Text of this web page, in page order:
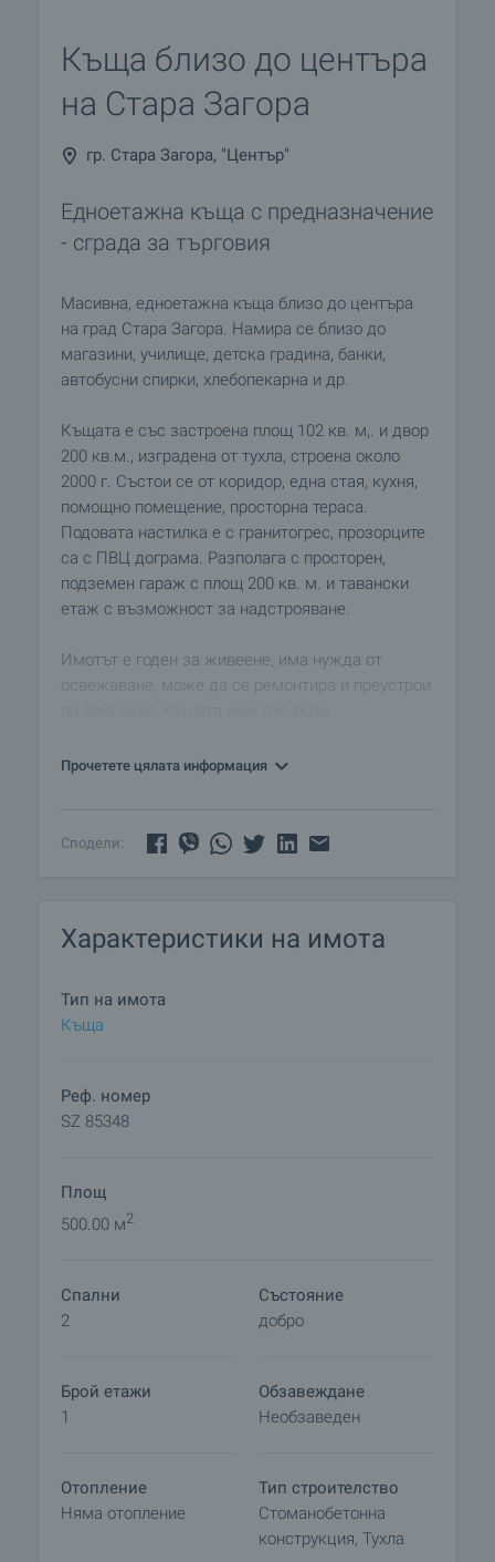
Къща близо до центъра
на Стара Загора
гр. Стара Загора, "Център"
Едноетажна къща с предназначение
- сграда за търговия
Масивна, едноетажна къща близо до центъра
на град Стара Загора. Намира се близо до
магазини, училище, детска градина, банки,
автобусни спирки, хлебопекарна и др.
Къщата е със застроена площ 102 кв. м,. и двор
200 кв.м., изградена от тухлa, строена около
2000 г. Състои се от коридор, една стая, кухня,
помощно помещение, просторна тераса.
Подовата настилка е с гранитогрес, прозорците
са с ПВЦ дограма. Разполага с просторен,
подземен гараж с площ 200 кв. м. и тавански
етаж с възможност за надстрояване.
Имотът е годен за живеене, има нужда от
освежаване, може да се ремонтира и преустрои
удобно за вас време. За целта, свържете се с
Резервация на имота
продажба със заплащане на депозит, след
което се прекратява провеждането на огледи с
окончателен договор. Свържете се с отговорния
брокер за този имот за подробна информация
Прочетете цялата информация
Сподели:
Характеристики на имота
Тип на имота
Къща
Реф. номер
SZ 85348
Площ
500.00 м2
Спални
2
Състояние
добро
Брой етажи
1
Обзавеждане
Необзаведен
Отопление
Няма отопление
Тип строителство
Стоманобетонна
конструкция, Тухла